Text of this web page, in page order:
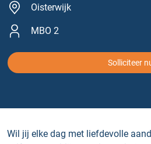
Oisterwijk
MBO 2
Solliciteer
Wil jij elke dag met liefdevolle